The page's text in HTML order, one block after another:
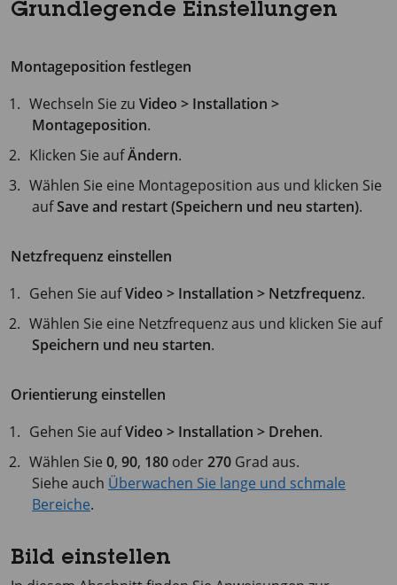
Grundlegende Einstellungen
Montageposition festlegen
Wechseln Sie zuVideo > Installation >
Montageposition.
Klicken Sie aufÄndern.
Wählen Sie eine Montageposition aus und klicken Sie
aufSave and restart (Speichern und neu starten).
Netzfrequenz einstellen
Gehen Sie aufVideo > Installation > Netzfrequenz.
Wählen Sie eine Netzfrequenz aus und klicken Sie auf
Speichern und neu starten.
Orientierung einstellen
Gehen Sie aufVideo > Installation > Drehen.
Wählen Sie0,90, 180 oder270 Grad aus.
Siehe auch Überwachen Sie lange und schmale
Bereiche.
Bild einstellen